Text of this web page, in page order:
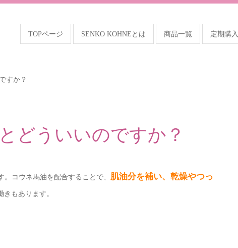
TOPページ SENKO KOHNEとは 商品一覧 定期購入
すか？
どういいのですか？
コウネ馬油を配合することで、 肌油分を補い、乾燥やつっ
もあります。